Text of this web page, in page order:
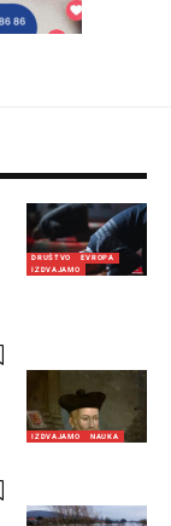
DRUŠTVO
EVROPA
IZDVAJAMO
IZDVAJAMO NAUKA